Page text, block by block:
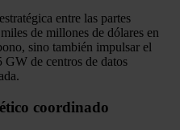
entre las partes
de millones de dólares en
sino también impulsar el
GW de centros de datos
coordinado